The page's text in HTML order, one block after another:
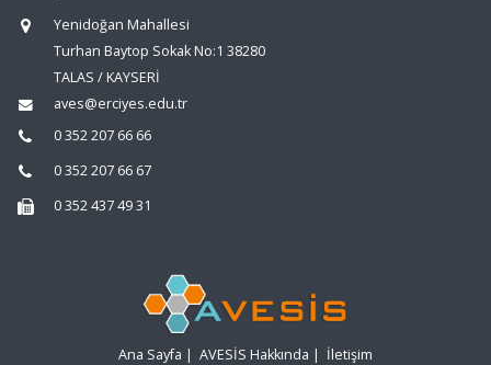
Yenidoğan Mahallesi
Turhan Baytop Sokak No:1 38280
TALAS / KAYSERİ
aves@erciyes.edu.tr
0 352 207 66 66
0 352 207 66 67
0 352 437 49 31
Ana Sayfa | AVESİS Hakkında | İletişim